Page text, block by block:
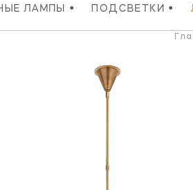
ЛАМПЫ • ПОДСВЕТКИ •